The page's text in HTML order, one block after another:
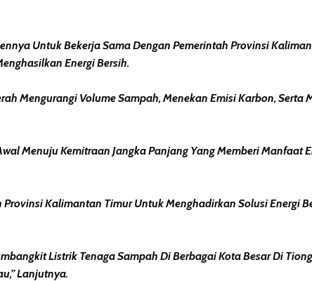
Untuk Bekerja Sama Dengan Pemerintah Provinsi
Energi Bersih.
Mengurangi Volume Sampah, Menekan Emisi Karbon,
Menuju Kemitraan Jangka Panjang Yang Memberi
Kalimantan Timur Untuk Menghadirkan Solusi Energi
Listrik Tenaga Sampah Di Berbagai Kota Besar Di
Lanjutnya.